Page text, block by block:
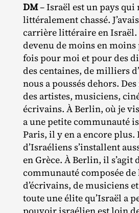
DM– Israël est un pays qui
littéralement chassé.
carrière littéraire en Israël.
devenu de moins en moins
fois pour moi et pour des
des centaines, de milliers
nous a poussés dehors.
des artistes, musiciens,
écrivains. À Berlin, où je
a une petite communauté
Paris, il y en a encore plus.
d’Israéliens s’installent
en Grèce. À Berlin, il s’agit
communauté composée de
d’écrivains, de musiciens et
toute une élite qu’Israël a